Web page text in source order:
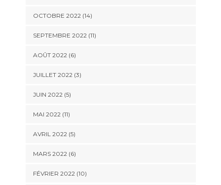
OCTOBRE 2022 (14)
SEPTEMBRE 2022 (11)
AOÛT 2022 (6)
JUILLET 2022 (3)
JUIN 2022 (5)
MAI 2022 (11)
AVRIL 2022 (5)
MARS 2022 (6)
FÉVRIER 2022 (10)